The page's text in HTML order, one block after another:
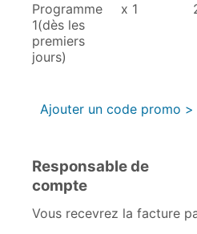
Programme
1(dès les
premiers
jours)
x 1
Ajouter un code promo >
Responsable de
compte
Vous recevrez la facture